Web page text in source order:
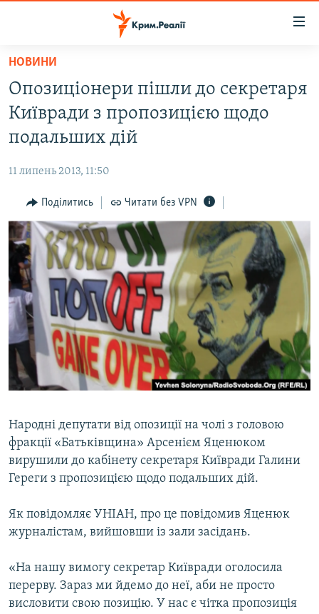
Перейти
основного
матеріалу
Перейти
до
основної
Перейти
до
пошуку
ВОДА.КРИМ
ВІДЕО ТА ФОТО
БЛОГИ
ПОГЛЯД
ІНТЕРВ'Ю
ВСЕ ЗА ДЕНЬ
СПЕЦПРОЕКТИ
ДЕПОРТАЦІЯ
ВІДЕОУРОКИ «ELIFBE»
СВІДЧЕННЯ ОКУПАЦІЇ
УКРАЇНСЬКА ПРОБЛЕМА КРИМУ
ЯК ОБІЙТИ БЛОКУВАННЯ
Русский
Qırımtatar
Усі сайти RFE/RL
НОВИНИ
Опозиціонери пішли до секретаря
Київради з пропозицією щодо
подальших дій
11 липень 2013, 11:50
Поділитись Читати без VPN
Народні депутати від опозиції на чолі з головою
фракції «Батьківщина» Арсенієм Яценюком
вирушили до кабінету секретаря Київради Галини
Гереги з пропозицією щодо подальших дій.
Як повідомляє УНІАН, про це повідомив Яценюк
журналістам, вийшовши із зали засідань.
«На нашу вимогу секретар Київради оголосила
перерву. Зараз ми йдемо до неї, аби не просто
висловити свою позицію. У нас є чітка пропозиція